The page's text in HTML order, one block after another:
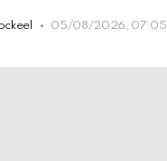
05/08/2026, 07:05